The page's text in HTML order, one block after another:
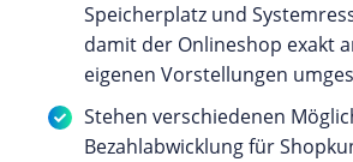
Speicherplatz und
damit der Onlineshop exakt
eigenen Vorstellungen
Stehen verschiedenen
Bezahlabwicklung für